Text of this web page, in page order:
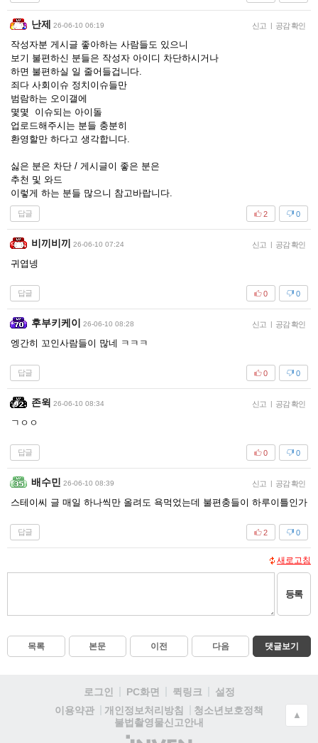
난제 26-06-10 06:19 신고 | 공감 확인
작성자분 게시글 좋아하는 사람들도 있으니
보기 불편하신 분들은 작성자 아이디 차단하시거나
하면 불편하실 일 줄어들겁니다.
죄다 사회이슈 정치이슈들만
범람하는 오이갤에
몇몇 이슈되는 아이돌
업로드해주시는 분들 충분히
환영할만 하다고 생각합니다.
싫은 분은 차단 / 게시글이 좋은 분은
추천 및 와드
이렇게 하는 분들 많으니 참고바랍니다.
답글 0
2
비끼비끼 26-06-10 07:24 신고 | 공감 확인
귀엽넹
답글 0
0
후부키케이 26-06-10 08:28 신고 | 공감 확인
엥간히 꼬인사람들이 많네 ㅋㅋㅋ
답글 0
0
존윅 26-06-10 08:34 신고 | 공감 확인
ㄱㅇㅇ
답글 0
0
배수민 26-06-10 08:39 신고 | 공감 확인
스테이씨 글 매일 하나씩만 올려도 욕먹었는데 불편충들이 하루이틀인가
답글 0
2
새로고침
등록
목록 본문 이전 다음 댓글보기
로그인 PC화면 퀵링크
설정
이용약관
개인정보처리방침
청소년보호정책
불법촬영물신고안내
▲